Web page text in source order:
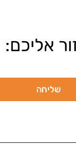
אליכם:
שליחה